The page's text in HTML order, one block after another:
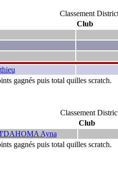
Classement
Club
gagnés puis total quilles scratch.
Classement
Club
Ayna
gagnés puis total quilles scratch.